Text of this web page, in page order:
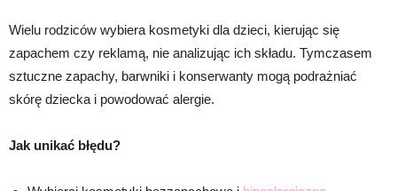
Wielu rodziców wybiera kosmetyki dla dzieci, kierując się
zapachem czy reklamą, nie analizując ich składu. Tymczasem
sztuczne zapachy, barwniki i konserwanty mogą podrażniać
skórę dziecka i powodować alergie.
Jak unikać błędu?